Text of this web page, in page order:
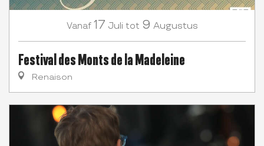
Vanaf 17 Juli tot 9 Augustus
Festival des Monts de la Madeleine
Renaison